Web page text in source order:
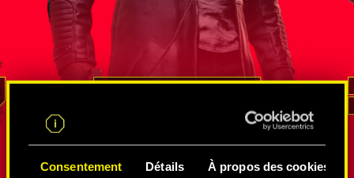
Consentement Détails À propos des cookies
avec
pays
pas
son talent lors de missions de
renseignement. Il sait mieux que
quiconque comment naviguer dans
le vaste réseau d'espions et
de netrunners, comment se procurer des
informations, et même comment s'infiltrer
dans les lieux les mieux gardés. Sa loyauté
et son sens du devoir sont sans égal.
fédérale
par
visages,
cinglant
pas
rôle, sa